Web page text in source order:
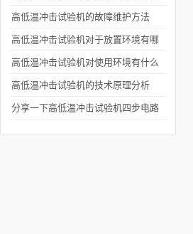
高低温冲击试验机的故障维护方法
高低温冲击试验机对于放置环境有哪
些要求
高低温冲击试验机对使用环境有什么
要求
高低温冲击试验机的技术原理分析
分享一下高低温冲击试验机四步电路